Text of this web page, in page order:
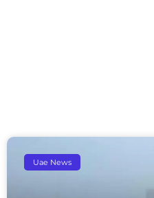
Uae News